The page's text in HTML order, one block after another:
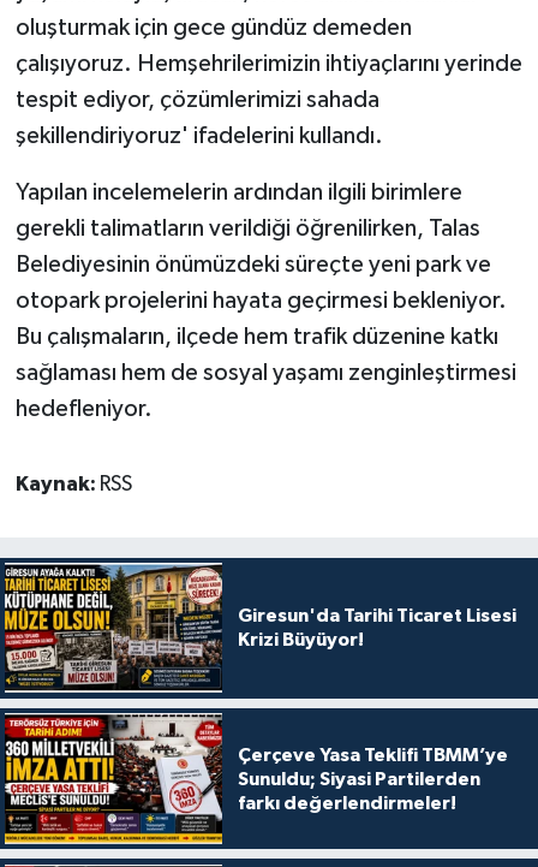
oluşturmak için gece gündüz demeden
çalışıyoruz. Hemşehrilerimizin ihtiyaçlarını yerinde
tespit ediyor, çözümlerimizi sahada
şekillendiriyoruz' ifadelerini kullandı.
Yapılan incelemelerin ardından ilgili birimlere
gerekli talimatların verildiği öğrenilirken, Talas
Belediyesinin önümüzdeki süreçte yeni park ve
otopark projelerini hayata geçirmesi bekleniyor.
Bu çalışmaların, ilçede hem trafik düzenine katkı
sağlaması hem de sosyal yaşamı zenginleştirmesi
hedefleniyor.
Kaynak: RSS
Giresun'da Tarihi Ticaret Lisesi
Krizi Büyüyor!
Çerçeve Yasa Teklifi TBMM’ye
Sunuldu; Siyasi Partilerden
farkı değerlendirmeler!